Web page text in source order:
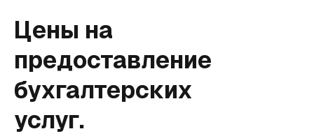
Цены на
предоставление
бухгалтерских
услуг.